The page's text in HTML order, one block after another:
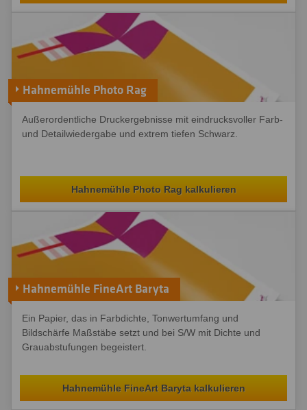
Hahnemühle Photo Rag
Außerordentliche Druckergebnisse mit eindrucksvoller Farb-
und Detailwiedergabe und extrem tiefen Schwarz.
Hahnemühle Photo Rag kalkulieren
Hahnemühle FineArt Baryta
Ein Papier, das in Farbdichte, Tonwertumfang und
Bildschärfe Maßstäbe setzt und bei S/W mit Dichte und
Grauabstufungen begeistert.
Hahnemühle FineArt Baryta kalkulieren